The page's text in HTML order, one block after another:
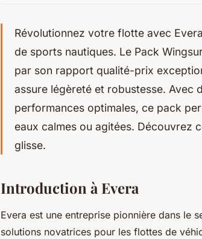
Révolutionnez votre flotte avec
de sports nautiques. Le Pack
par son rapport qualité-prix
assure légèreté et robustesse. Avec
performances optimales, ce pack
eaux calmes ou agitées. Découvrez
glisse.
Introduction à Evera
Evera est une entreprise pionnière dans le
solutions novatrices pour les flottes de